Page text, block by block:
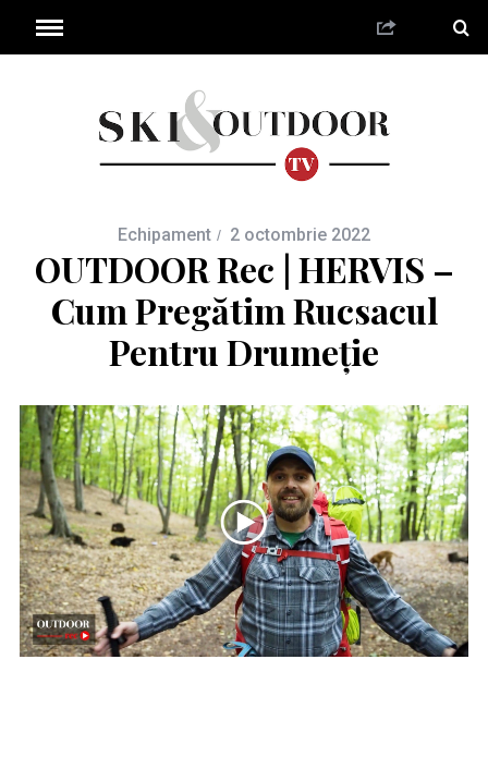
Echipament 2 octombrie 2022
OUTDOOR Rec | HERVIS –
Cum Pregătim Rucsacul
Pentru Drumeție